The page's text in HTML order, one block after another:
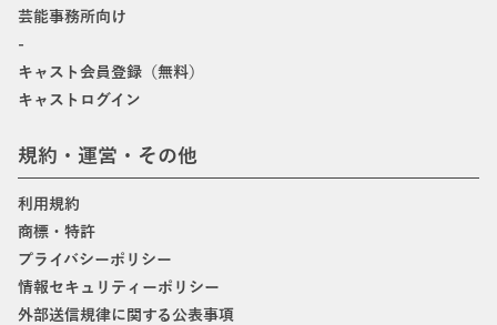
芸能事務所向け
-
キャスト会員登録（無料）
キャストログイン
規約・運営・その他
利用規約
商標・特許
プライバシーポリシー
情報セキュリティーポリシー
外部送信規律に関する公表事項